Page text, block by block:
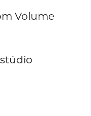
Volume